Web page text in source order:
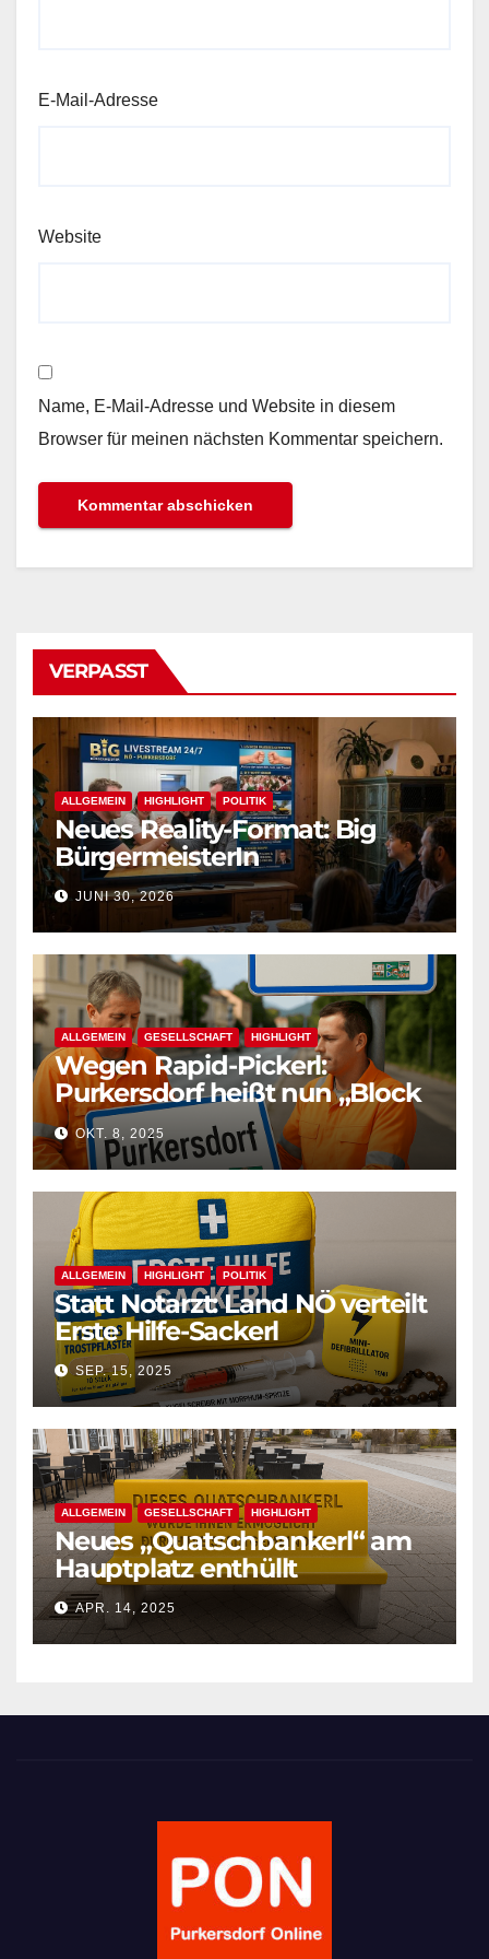
E-Mail-Adresse
Website
Name, E-Mail-Adresse und Website in diesem
Browser für meinen nächsten Kommentar speichern.
VERPASST
ALLGEMEIN HIGHLIGHT POLITIK
Neues Reality-Format: Big
BürgermeisterIn
JUNI 30, 2026
ALLGEMEIN GESELLSCHAFT HIGHLIGHT
Wegen Rapid-Pickerl:
Purkersdorf heißt nun „Block
West“
OKT. 8, 2025
ALLGEMEIN HIGHLIGHT POLITIK
Statt Notarzt: Land NÖ verteilt
Erste Hilfe-Sackerl
SEP. 15, 2025
ALLGEMEIN GESELLSCHAFT HIGHLIGHT
Neues „Quatschbankerl“ am
Hauptplatz enthüllt
APR. 14, 2025